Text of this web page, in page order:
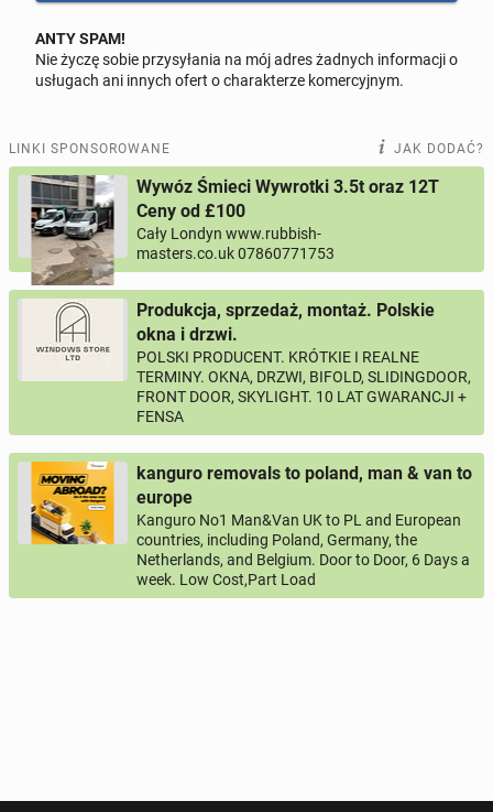
Odpowiedz na ofertę tego ogłoszenia
Imię i nazwisko
Twój telefon
Numer telefon wg wzoru NR KIERUNKOWY KRAJU
+44 7123456789 lub +48 221234567
Pytanie aktywujące
ANTY SPAM!
Nie życzę sobie przysyłania na mój adres żadnych informacji o
usługach ani innych ofert o charakterze komercyjnym.
LINKI SPONSOROWANE JAK DODAĆ?
Wywóz Śmieci Wywrotki 3.5t oraz 12T
Ceny od £100
Cały Londyn www.rubbish-
masters.co.uk 07860771753
Produkcja, sprzedaż, montaż. Polskie
okna i drzwi.
POLSKI PRODUCENT. KRÓTKIE I REALNE
TERMINY. OKNA, DRZWI, BIFOLD, SLIDINGDOOR,
FRONT DOOR, SKYLIGHT. 10 LAT GWARANCJI +
FENSA
kanguro removals to poland, man & van to
europe
Kanguro No1 Man&Van UK to PL and European
countries, including Poland, Germany, the
Netherlands, and Belgium. Door to Door, 6 Days a
week. Low Cost,Part Load